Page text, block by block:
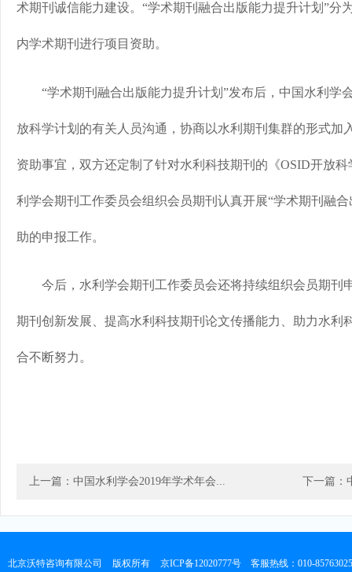
术期刊诚信能力建设。“学术期刊融合出版能力提升计划”分
内学术期刊进行项目资助。
“学术期刊融合出版能力提升计划”发布后，中国水利学
放科学计划的有关人员沟通，协商以水利期刊集群的形式加
资助事宜，双方还定制了针对水利科技期刊的《OSID开放
利学会期刊工作委员会组织会员期刊认真开展“学术期刊融
助的申报工作。
今后，水利学会期刊工作委员会还将持续组织会员期刊
期刊创新发展、提高水利科技期刊论文传播能力、助力水利
合不断努力。
上一篇：中国水利学会2019年学术年会... 下一篇：
北京沃特咨询有限公司 版权所有 京ICP备12020777号 客服热线：010-85763025